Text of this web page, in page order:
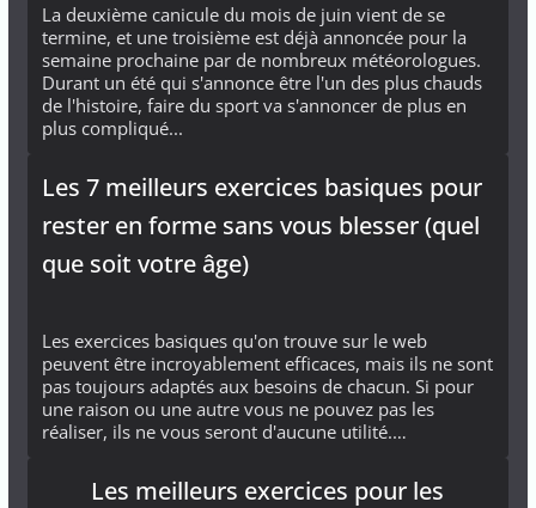
La deuxième canicule du mois de juin vient de se
termine, et une troisième est déjà annoncée pour la
semaine prochaine par de nombreux météorologues.
Durant un été qui s'annonce être l'un des plus chauds
de l'histoire, faire du sport va s'annoncer de plus en
plus compliqué...
Les 7 meilleurs exercices basiques pour
rester en forme sans vous blesser (quel
que soit votre âge)
Les exercices basiques qu'on trouve sur le web
peuvent être incroyablement efficaces, mais ils ne sont
pas toujours adaptés aux besoins de chacun. Si pour
une raison ou une autre vous ne pouvez pas les
réaliser, ils ne vous seront d'aucune utilité.…
Les meilleurs exercices pour les